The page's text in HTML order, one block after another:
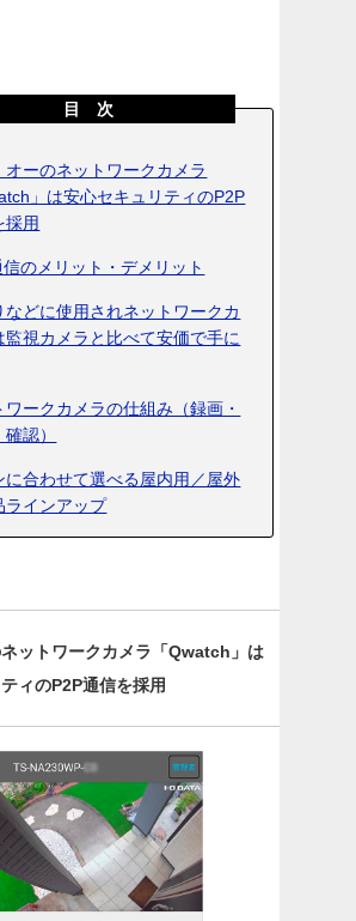
目 次
オーのネットワークカメラ
」は安心セキュリティのP2P
採用
信のメリット・デメリット
などに使用されネットワークカ
監視カメラと比べて安価で手に
ワークカメラの仕組み（録画・
認）
に合わせて選べる屋内用／屋外
ラインアップ
ットワークカメラ「Qwatch」は
ィのP2P通信を採用